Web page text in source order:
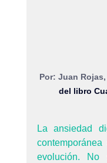
Por: Juan
del libro
La ansiedad
evolución.